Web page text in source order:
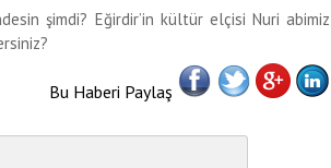
şimdi? Eğirdir’in kültür elçisi Nuri abimiz
Bu Haberi Paylaş